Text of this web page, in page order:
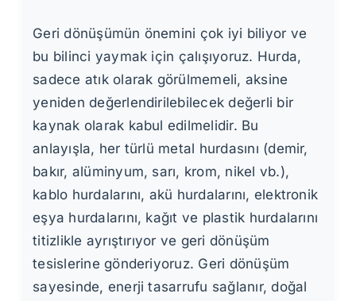
Geri dönüşümün önemini çok iyi biliyor ve
bu bilinci yaymak için çalışıyoruz. Hurda,
sadece atık olarak görülmemeli, aksine
yeniden değerlendirilebilecek değerli bir
kaynak olarak kabul edilmelidir. Bu
anlayışla, her türlü metal hurdasını (demir,
bakır, alüminyum, sarı, krom, nikel vb.),
kablo hurdalarını, akü hurdalarını, elektronik
eşya hurdalarını, kağıt ve plastik hurdalarını
titizlikle ayrıştırıyor ve geri dönüşüm
tesislerine gönderiyoruz. Geri dönüşüm
sayesinde, enerji tasarrufu sağlanır, doğal